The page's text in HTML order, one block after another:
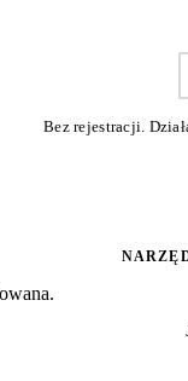
Bez rejestracji.